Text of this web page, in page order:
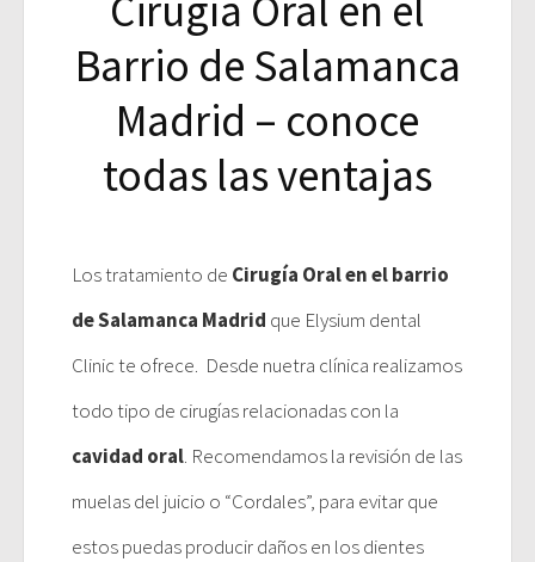
Barrio de Salamanca
Madrid – conoce
todas las ventajas
Los tratamiento de Cirugía Oral en el barrio
de Salamanca Madrid que Elysium dental
Clinic te ofrece. Desde nuetra clínica realizamos
todo tipo de cirugías relacionadas con la
cavidad oral. Recomendamos la revisión de las
muelas del juicio o “Cordales”, para evitar que
estos puedas producir daños en los dientes